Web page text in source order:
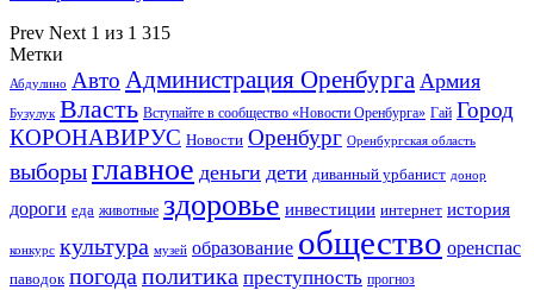
Prev Next 1 из 1 315
Метки
Абдулино Авто Администрация Оренбурга Армия
Бузулук Власть Вступайте в сообщество «Новости Оренбурга» Гай Город
КОРОНАВИРУС Новости Оренбург Оренбургская область
выборыглавное деньги дети диванный урбанист донор
дороги еда животные здоровье инвестиции интернет история
конкурс культура музей образование общество оренспас
паводок погода политика преступность прогноз